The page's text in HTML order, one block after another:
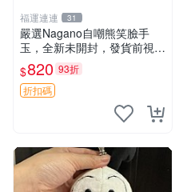
福運連連 31
嚴選Nagano自嘲熊笑臉手
玉，全新未開封，發貨前視頻
確認，海南 廣西 貴州 嚴選N
agano自嘲熊笑臉手玉，全新
未開封，發貨前視頻確認，四
$820 93折
折扣碼